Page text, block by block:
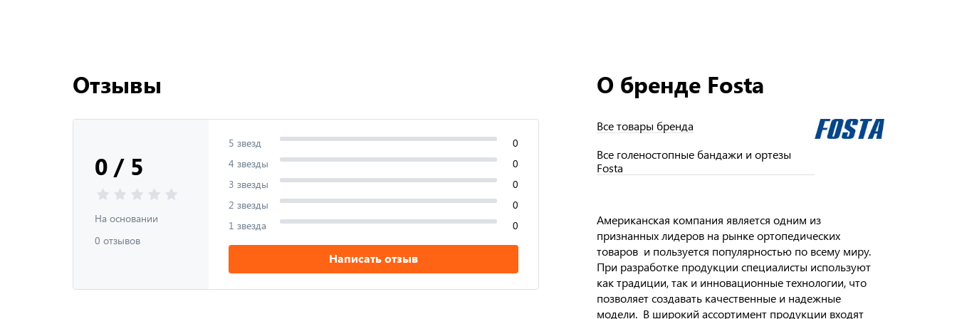
Отзывы
0 / 5
На основании
0 отзывов
5 звезд
0
4 звезды
0
3 звезды
0
2 звезды
0
1 звезда
0
Написать отзыв
О бренде Fosta
Все товары бренда
Все голеностопные бандажи и ортезы
Fosta
Американская компания является одним из
признанных лидеров на рынке ортопедических
товаров и пользуется популярностью по всему миру.
При разработке продукции специалисты используют
как традиции, так и инновационные технологии, что
позволяет создавать качественные и надежные
модели. В широкий ассортимент продукции входят